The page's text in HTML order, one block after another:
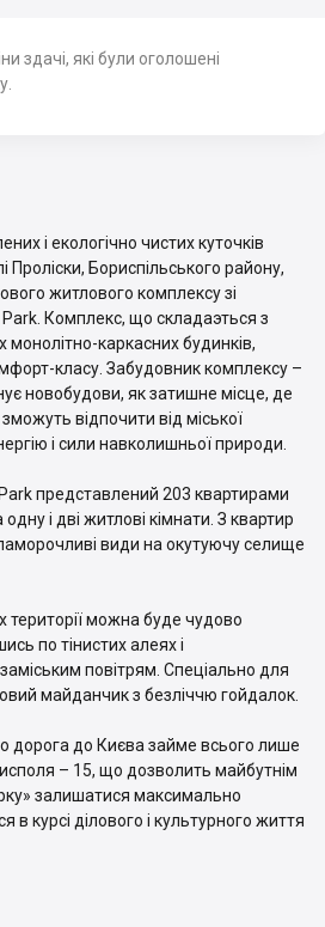
здачі, які були оголошені
і екологічно чистих куточків
Проліски, Бориспільського району,
житлового комплексу зі
Комплекс, що складаэться з
каркасних будинків,
класу. Забудовник комплексу –
новобудови, як затишне місце, де
відпочити від міської
і сили навколишньої природи.
представлений 203 квартирами
і дві житлові кімнати. З квартир
види на окутуючу селище
території можна буде чудово
по тінистих алеях і
повітрям. Спеціально для
майданчик з безліччю гойдалок.
дорога до Києва займе всього лише
– 15, що дозволить майбутнім
залишатися максимально
в курсі ділового і культурного життя